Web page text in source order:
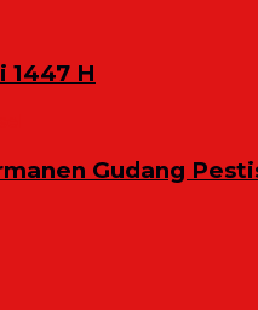
1447 H
Gudang